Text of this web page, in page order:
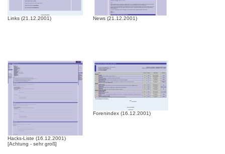
Links (21.12.2001) News (21.12.2001)
Hacks-Liste (16.12.2001)
[Achtung - sehr groß]
Forenindex (16.12.2001)